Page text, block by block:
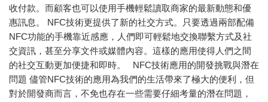
收付款。而顧客也可以使用手機輕鬆讀取商家的最新動態和優
惠訊息。 NFC技術更提供了新的社交方式。只要透過兩部配備
NFC功能的手機靠近感應，人們即可輕鬆地交換聯繫方式及社
交資訊，甚至分享文件或媒體內容。這樣的應用使得人們之間
的社交互動更加便捷和即時。 NFC技術應用的開發挑戰與潛在
問題 儘管NFC技術的應用為我們的生活帶來了極大的便利，但
對於開發商而言，不免也存在一些需要仔細考量的潛在問題，